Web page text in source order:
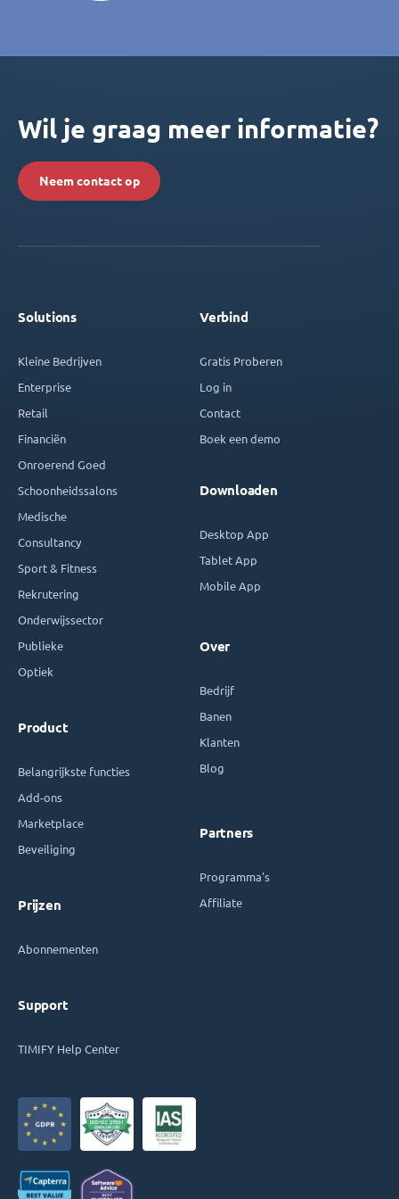
Wil je graag meer informatie?
Neem contact op
Solutions
Kleine Bedrijven
Enterprise
Retail
Financiën
Onroerend Goed
Schoonheidssalons
Medische
Consultancy
Sport & Fitness
Rekrutering
Onderwijssector
Publieke
Optiek
Product
Belangrijkste functies
Add-ons
Marketplace
Beveiliging
Prijzen
Abonnementen
Support
TIMIFY Help Center
Verbind
Gratis Proberen
Log in
Contact
Boek een demo
Downloaden
Desktop App
Tablet App
Mobile App
Over
Bedrijf
Banen
Klanten
Blog
Partners
Programma's
Affiliate